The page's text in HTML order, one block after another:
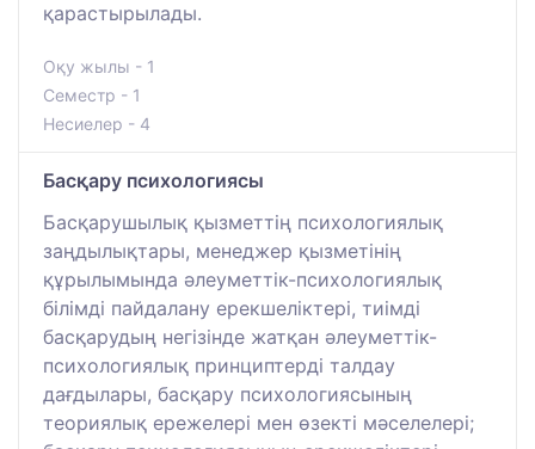
қарастырылады.
Оқу жылы - 1
Семестр - 1
Несиелер - 4
Басқару психологиясы
Басқарушылық қызметтің психологиялық
заңдылықтары, менеджер қызметінің
құрылымында әлеуметтік-психологиялық
білімді пайдалану ерекшеліктері, тиімді
басқарудың негізінде жатқан әлеуметтік-
психологиялық принциптерді талдау
дағдылары, басқару психологиясының
теориялық ережелері мен өзекті мәселелері;